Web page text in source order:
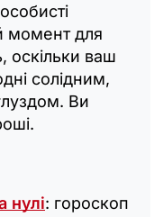
момент для
оскільки ваш
солідним,
Ви
нулі: гороскоп